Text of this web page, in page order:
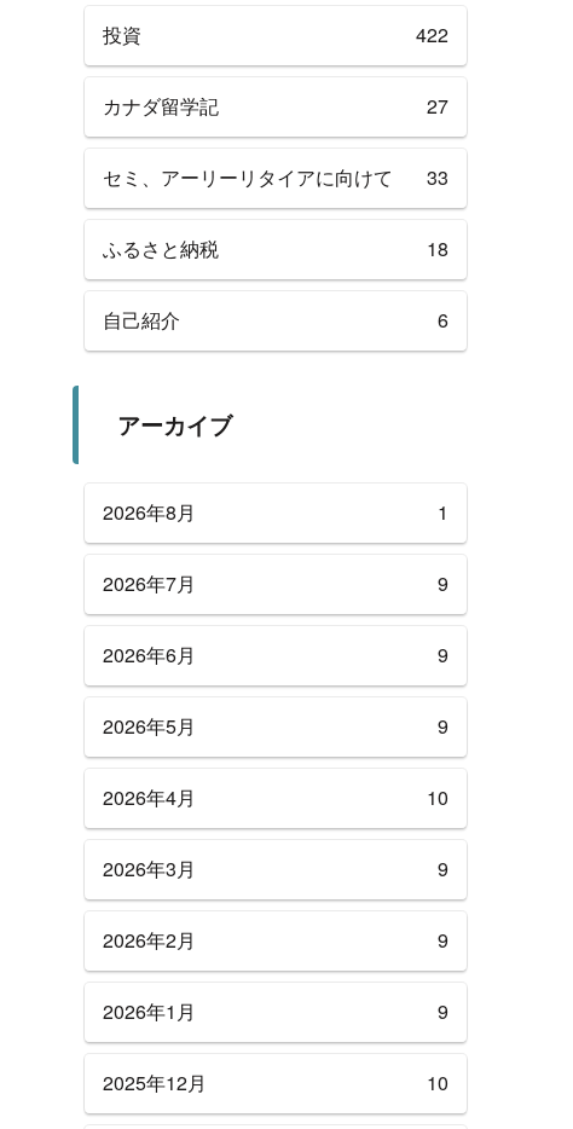
投資 422
カナダ留学記 27
セミ、アーリーリタイアに向けて 33
ふるさと納税 18
自己紹介 6
アーカイブ
2026年8月 1
2026年7月 9
2026年6月 9
2026年5月 9
2026年4月 10
2026年3月 9
2026年2月 9
2026年1月 9
2025年12月 10